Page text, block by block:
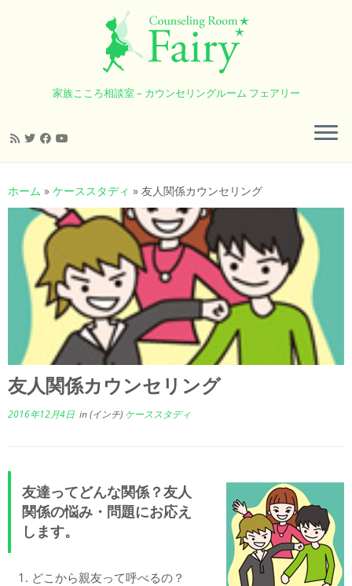
ン
テ
家族こころ相談室 – カウンセリングルーム フェアリー
ホーム » ケーススタディ » 友人関係カウンセリング
友人関係カウンセリング
2016年12月4日 in (インチ) ケーススタディ
友達ってどんな関係？友人
関係の悩み・問題にお応え
します。
どこから親友って呼べるの？